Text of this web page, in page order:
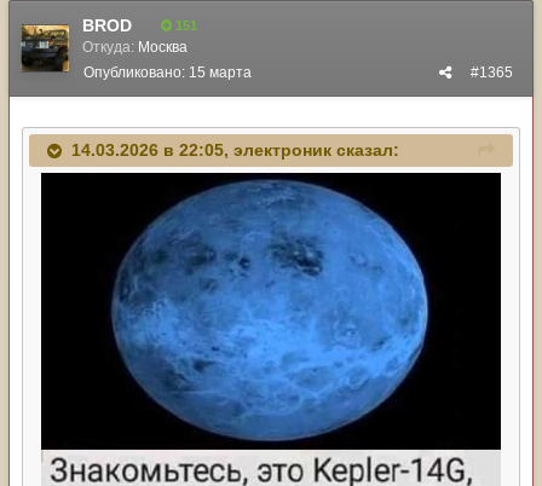
BROD 151
Откуда: Москва
#1365
Опубликовано: 15 марта
14.03.2026 в 22:05, электроник сказал: